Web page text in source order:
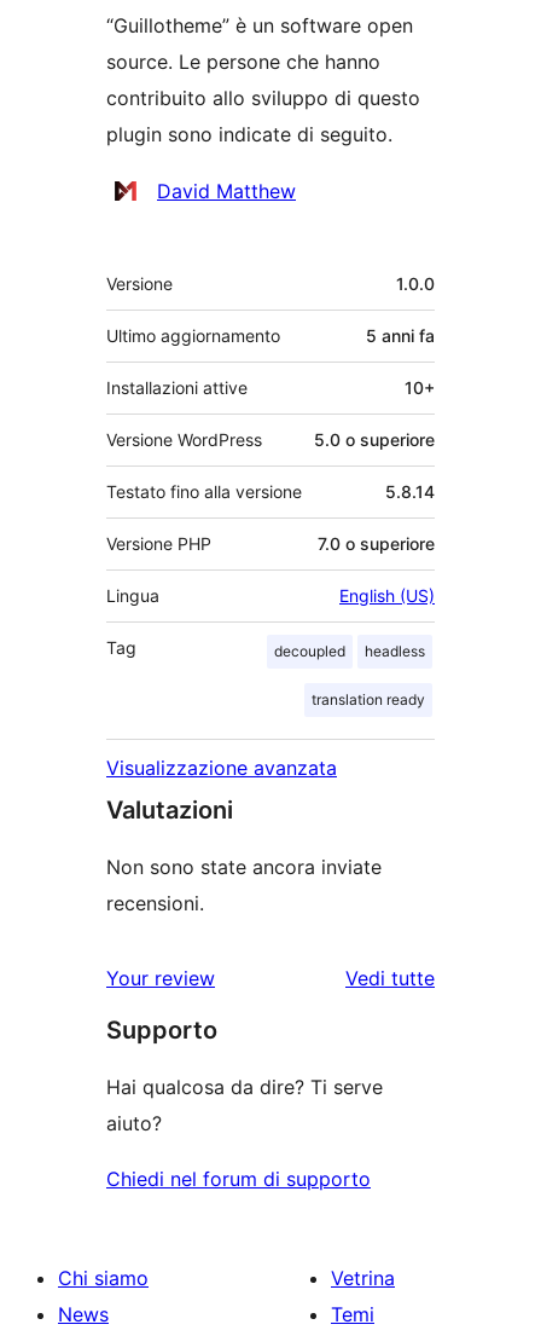
“Guillotheme” è un software open
source. Le persone che hanno
contribuito allo sviluppo di questo
plugin sono indicate di seguito.
Collaboratori
David Matthew
Meta
Versione 1.0.0
Ultimo aggiornamento 5 anni fa
Installazioni attive 10+
Versione WordPress 5.0 o superiore
Testato fino alla versione 5.8.14
Versione PHP 7.0 o superiore
Lingua English (US)
Tag decoupled headless
translation ready
Visualizzazione avanzata
Valutazioni
Non sono state ancora inviate
recensioni.
Your review Vedi tuttele
Supporto
Hai qualcosa da dire? Ti serve
aiuto?
Chiedi nel forum di supporto
Chi siamo
News
Vetrina
Temi